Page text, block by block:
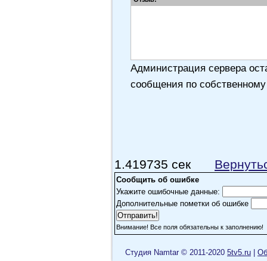
Администрация сервера
сообщения по
1.419735 сек
Сообщить об ошибке
Укажите ошибочные данные:
Дополнительные пометки об ошибке
Внимание! Все поля обязательны к заполнению!
Cтудия Namtar © 2011-2020 5tv5.ru